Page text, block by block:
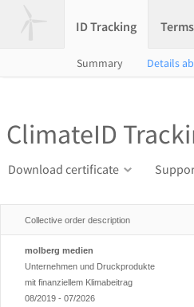
ID Tracking
Summary Details
ClimateID
Download certificate
Collective order description
molberg medien
Unternehmen und Druckprodukte
mit finanziellem Klimabeitrag
08/2019 - 07/2026